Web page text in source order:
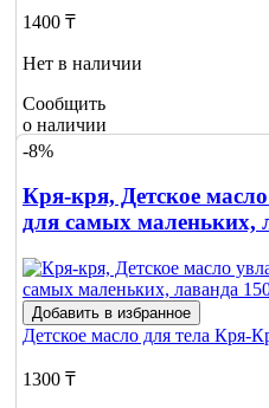
1400 ₸
Нет в наличии
Сообщить
о наличии
-8%
Кря-кря, Детское
для самых маленьких,
Добавить в избранное
Детское масло для тела Кря-
1300 ₸